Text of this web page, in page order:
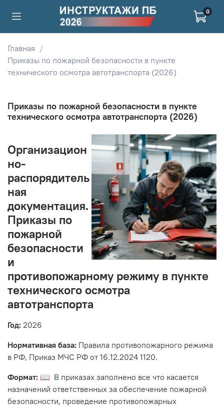
0
Главная
Приказы по пожарной безопасности в пункте
технического осмотра автотранспорта (2026)
Приказы по пожарной безопасности в пункте
технического осмотра автотранспорта (2026)
Организацион
но-
распорядитель
ная
документация.
Приказы по
пожарной
безопасности
и
противопожарному режиму в пункте
технического осмотра
автотранспорта
Год: 2026
Нормативная база: Правила противопожарного режима
в РФ, Приказ МЧС РФ от 16.12.2024 1120.
Формат: 📖 В приказах заполнено все что касается
назначений ответственных за обеспечение пожарной
безопасности, проведение противопожарных